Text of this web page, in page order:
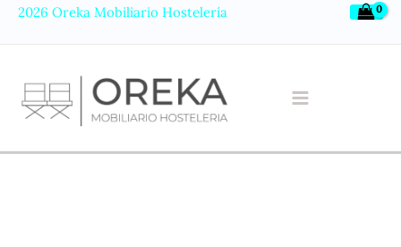
2026 Oreka Mobiliario Hostelería